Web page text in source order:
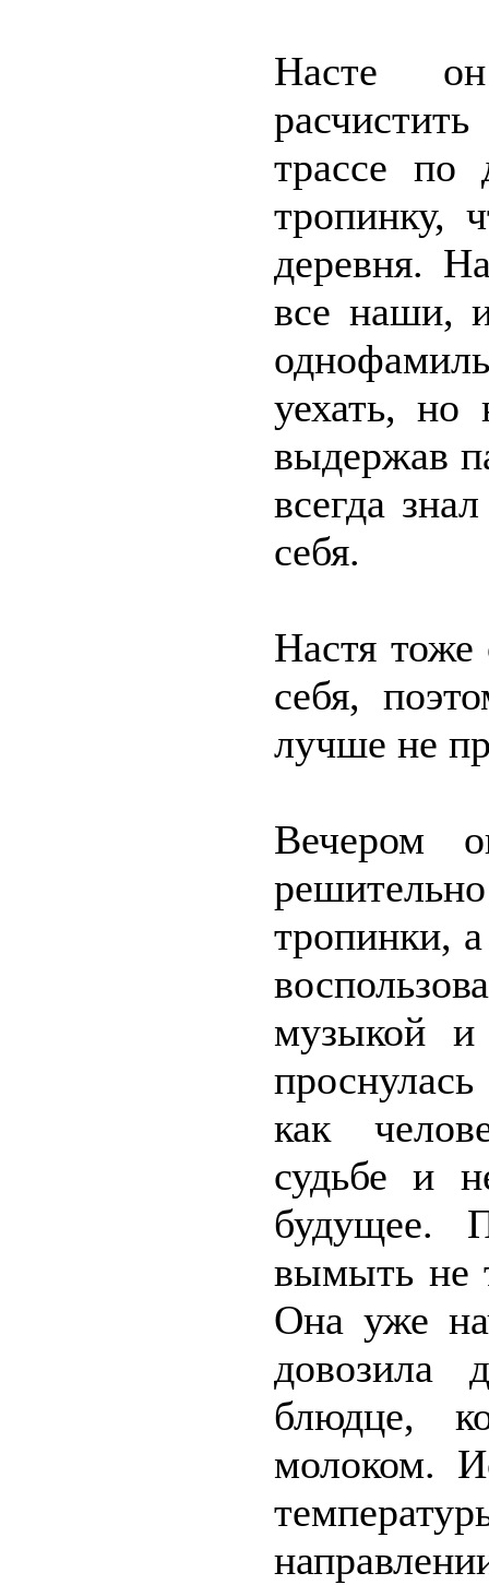
Насте он
трассе по
тропинку,
деревня.
все наши,
уехать, но
выдержав
всегда
себя.
Настя тоже
себя,
лучше не
Вечером
тропинки,
музыкой и
как
судьбе и
будущее.
вымыть не
Она уже
довозила
блюдце,
молоком.